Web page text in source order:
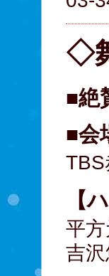
◇
■絶
■会
【
平
吉